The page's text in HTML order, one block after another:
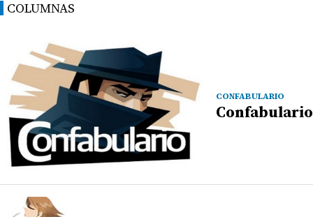
COLUMNAS
CONFABULARIO
Confabulario